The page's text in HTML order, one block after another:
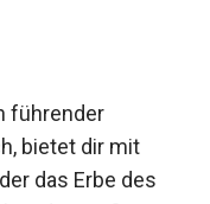
führender
bietet dir mit